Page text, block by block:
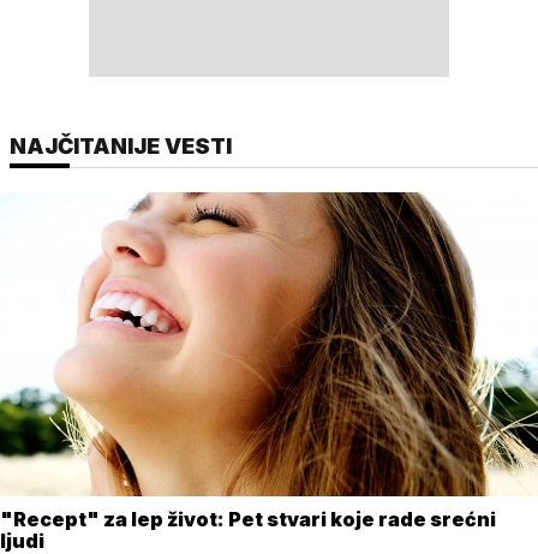
NAJČITANIJE VESTI
"Recept" za lep život: Pet stvari koje rade srećni
ljudi